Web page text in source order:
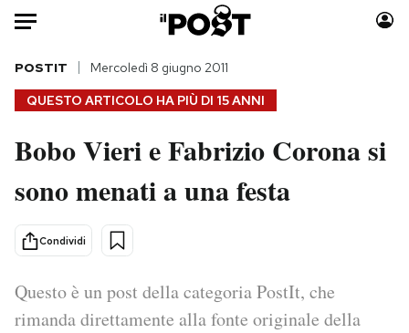
Auto
HOME
Italia
Politica
Tecnologia
Internet
Scienza
Cultura
Moda
Consumismi
Media
Europa
QUESTO ARTICOLO HA PIÙ DI 15 ANNI
POSTIT Mercoledì 8 giugno 2011
Bobo Vieri e Fabrizio Corona si
sono menati a una festa
Condividi
Questo è un post della categoria PostIt, che
rimanda direttamente alla fonte originale della